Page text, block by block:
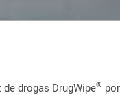
drogas DrugWipe®